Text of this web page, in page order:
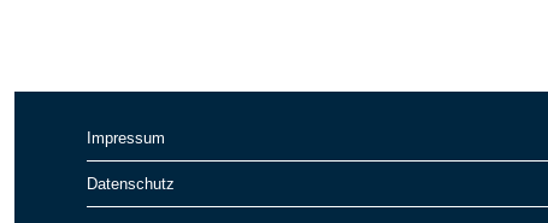
Impressum
Datenschutz